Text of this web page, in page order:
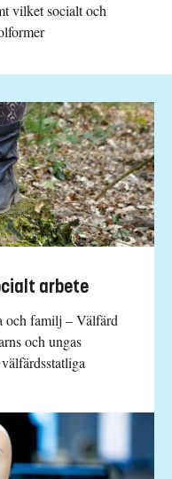
vilket socialt och
arbete
och familj – Välfärd
och ungas